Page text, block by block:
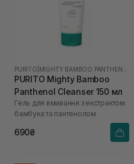
PURITO
PURITO Mighty Bamboo
Panthenol Cleanser 150 мл
Гель для вмивання з екстрактом
бамбука та пантенолом
690₴